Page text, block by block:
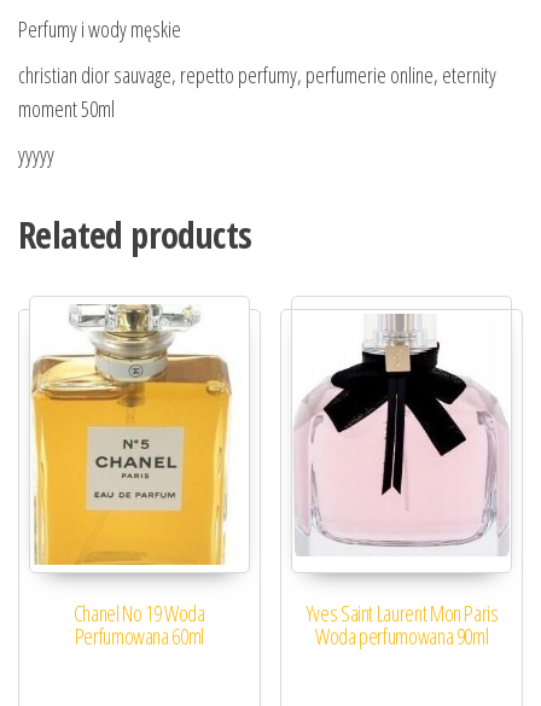
Perfumy i wody męskie
christian dior sauvage, repetto perfumy, perfumerie online, eternity
moment 50ml
yyyyy
Related products
Chanel No 19 Woda
Perfumowana 60ml
Yves Saint Laurent Mon Paris
Woda perfumowana 90ml